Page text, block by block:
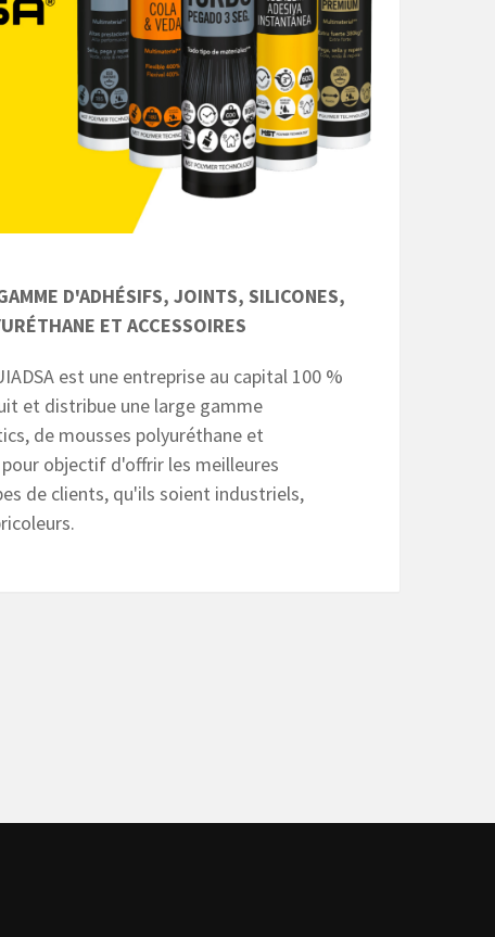
D'ADHÉSIFS, JOINTS, SILICONES,
ET ACCESSOIRES
est une entreprise au capital 100 %
et distribue une large gamme
de mousses polyuréthane et
objectif d'offrir les meilleures
de clients, qu'ils soient industriels,